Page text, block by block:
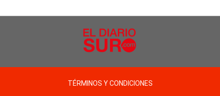
TÉRMINOS Y CONDICIONES